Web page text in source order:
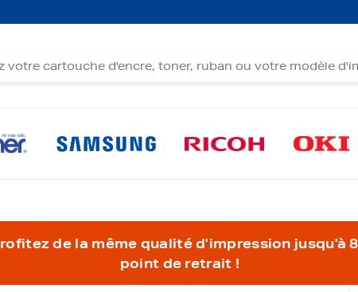
de la même qualité d'impression jusqu'à
point de retrait !